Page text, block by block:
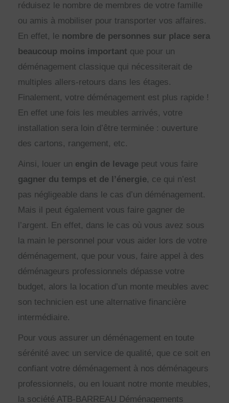
réduisez le nombre de membres de votre famille
ou amis à mobiliser pour transporter vos affaires.
En effet, le nombre de personnes sur place sera
beaucoup moins important que pour un
déménagement classique qui nécessiterait de
multiples allers-retours dans les étages.
Finalement, votre déménagement est plus rapide !
En effet une fois les meubles arrivés, votre
installation sera loin d’être terminée : ouverture
des cartons, rangement, etc.
Ainsi, louer un engin de levage peut vous faire
gagner du temps et de l’énergie, ce qui n’est
pas négligeable dans le cas d’un déménagement.
Mais il peut également vous faire gagner de
l’argent. En effet, dans le cas où vous avez sous
la main le personnel pour vous aider lors de votre
déménagement, que pour vous, faire appel à des
déménageurs professionnels dépasse votre
budget, alors la location d’un monte meubles avec
son technicien est une alternative financière
intermédiaire.
Pour vous assurer un déménagement en toute
sérénité avec un service de qualité, que ce soit en
confiant votre déménagement à nos déménageurs
professionnels, ou en louant notre monte meubles,
la société ATB-BARREAU Déménagements